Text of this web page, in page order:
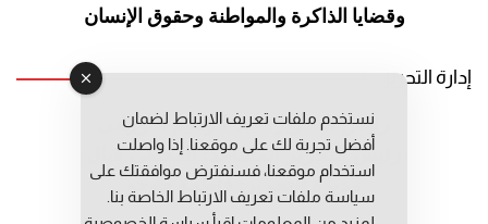
وقضايا الذاكرة والمواطنة وحقوق الإنسان
إدارة التحرير
رئيس التحرير: عبد الرحيم التوراني
رئيس التحرير المساعد: المعطي قبال
مديرة التحرير: فاطمة حوحو
نستخدم ملفات تعريف الارتباط لضمان
أفضل تجربة لك على موقعنا. إذا واصلت
استخدام موقعنا، فسنفترض موافقتك على
سياسة ملفات تعريف الارتباط الخاصة بنا.